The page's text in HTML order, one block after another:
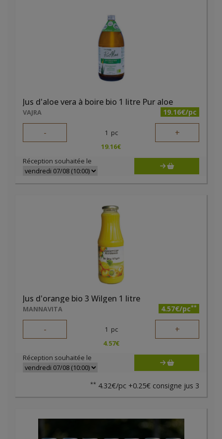
Jus d'aloe vera à boire bio 1 litre Pur aloe
VAJRA 19.16€/pc
- 1 pc +
19.16€
Réception souhaitée le
Jus d'orange bio 3 Wilgen 1 litre
MANNAVITA 4.57€/pc**
- 1 pc +
4.57€
Réception souhaitée le
** 4.32€/pc +0.25€ consigne jus 3